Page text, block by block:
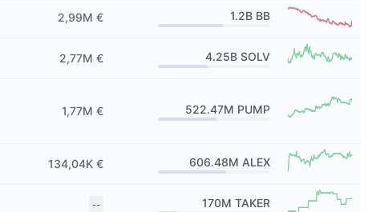
2,99M € 1.2B BB
2,77M € 4.25B SOLV
1,77M € 522.47M PUMP
134,04K € 606.48M ALEX
-- 170M TAKER